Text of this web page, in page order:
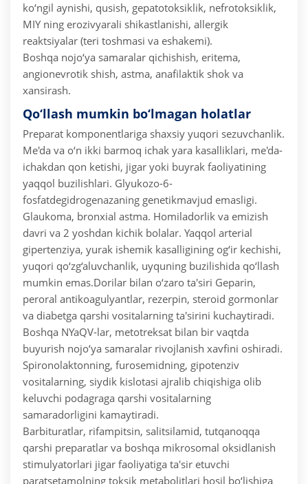
ko‘ngil aynishi, qusish, gepatotoksiklik, nefrotoksiklik,
MIY ning eroziv­yarali shikastlanishi, allergik
reaktsiyalar (teri toshmasi va eshakemi).
Boshqa nojo‘ya samaralar qichishish, eritema,
angionevrotik shish, astma, anafilaktik shok va
xansirash.
Qo‘llash mumkin bo‘lmagan holatlar
Preparat komponentlariga shaxsiy yuqori sezuvchanlik.
Me'da va o‘n ikki barmoq ichak yara kasalliklari, me'da-
ichakdan qon ketishi, jigar yoki buyrak faoliyatining
yaqqol buzilishlari. Glyukozo-6-
fosfatdegidrogenazaning genetikmavjud emasligi.
Glaukoma, bronxial astma. Homiladorlik va emizish
davri va 2 yoshdan kichik bolalar. Yaqqol arterial
gipertenziya, yurak ishemik kasalligining og‘ir kechishi,
yuqori qo‘zg‘aluvchanlik, uyquning buzilishida qo‘llash
mumkin emas.Dorilar bilan o‘zaro ta'siri Geparin,
peroral antikoagulyantlar, rezerpin, steroid gormonlar
va diabetga qarshi vositalarning ta'sirini kuchaytiradi.
Boshqa NYaQV-lar, metotreksat bilan bir vaqtda
buyurish nojo‘ya samaralar rivojlanish xavfini oshiradi.
Spironolaktonning, furosemidning, gipotenziv
vositalarning, siydik kislotasi ajralib chiqishiga olib
keluvchi podagraga qarshi vositalarning
samaradorligini kamaytiradi.
Barbituratlar, rifampitsin, salitsilamid, tutqanoqqa
qarshi preparatlar va boshqa mikrosomal oksidlanish
stimulyatorlari jigar faoliyatiga ta'sir etuvchi
paratsetamolning toksik metabolitlari hosil bo‘lishiga